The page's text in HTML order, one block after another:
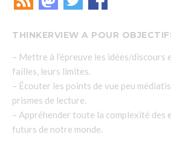
THINKERVIEW A POUR
– Mettre à l’épreuve les idées/discours
failles, leurs limites.
– Écouter les points de vue peu
prismes de lecture.
– Appréhender toute la complexité des
futurs de notre monde.